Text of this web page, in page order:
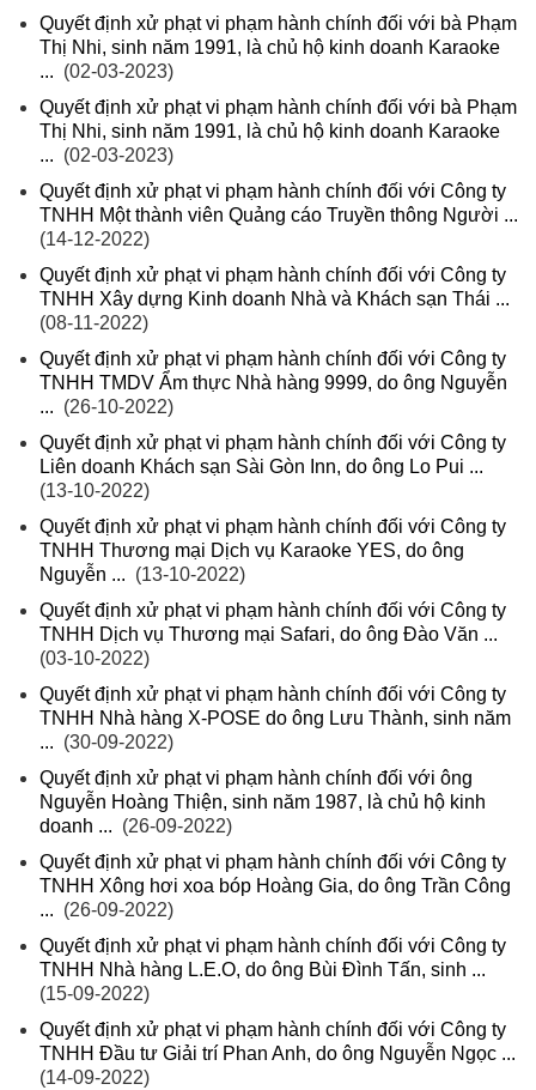
Quyết định xử phạt vi phạm hành chính đối với bà Phạm
Thị Nhi, sinh năm 1991, là chủ hộ kinh doanh Karaoke
... (02-03-2023)
Quyết định xử phạt vi phạm hành chính đối với bà Phạm
Thị Nhi, sinh năm 1991, là chủ hộ kinh doanh Karaoke
... (02-03-2023)
Quyết định xử phạt vi phạm hành chính đối với Công ty
TNHH Một thành viên Quảng cáo Truyền thông Người ...
(14-12-2022)
Quyết định xử phạt vi phạm hành chính đối với Công ty
TNHH Xây dựng Kinh doanh Nhà và Khách sạn Thái ...
(08-11-2022)
Quyết định xử phạt vi phạm hành chính đối với Công ty
TNHH TMDV Ẩm thực Nhà hàng 9999, do ông Nguyễn
... (26-10-2022)
Quyết định xử phạt vi phạm hành chính đối với Công ty
Liên doanh Khách sạn Sài Gòn Inn, do ông Lo Pui ...
(13-10-2022)
Quyết định xử phạt vi phạm hành chính đối với Công ty
TNHH Thương mại Dịch vụ Karaoke YES, do ông
Nguyễn ... (13-10-2022)
Quyết định xử phạt vi phạm hành chính đối với Công ty
TNHH Dịch vụ Thương mại Safari, do ông Đào Văn ...
(03-10-2022)
Quyết định xử phạt vi phạm hành chính đối với Công ty
TNHH Nhà hàng X-POSE do ông Lưu Thành, sinh năm
... (30-09-2022)
Quyết định xử phạt vi phạm hành chính đối với ông
Nguyễn Hoàng Thiện, sinh năm 1987, là chủ hộ kinh
doanh ... (26-09-2022)
Quyết định xử phạt vi phạm hành chính đối với Công ty
TNHH Xông hơi xoa bóp Hoàng Gia, do ông Trần Công
... (26-09-2022)
Quyết định xử phạt vi phạm hành chính đối với Công ty
TNHH Nhà hàng L.E.O, do ông Bùi Đình Tấn, sinh ...
(15-09-2022)
Quyết định xử phạt vi phạm hành chính đối với Công ty
TNHH Đầu tư Giải trí Phan Anh, do ông Nguyễn Ngọc ...
(14-09-2022)